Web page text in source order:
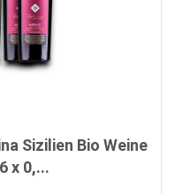
Sizilien Bio Weine
x 0,...